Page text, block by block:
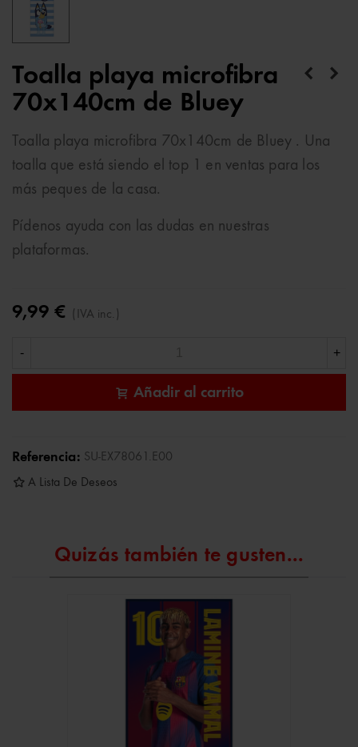
Toalla playa microfibra
70x140cm de Bluey
Toalla playa microfibra 70x140cm de Bluey . Una
toalla que está siendo el top 1 en ventas para los
más peques de la casa.
Pídenos ayuda con las dudas en nuestras
plataformas.
9,99 € (IVA inc.)
- +
Añadir al carrito
Referencia: SU-EX78061.E00
A Lista De Deseos
Quizás también te gusten...